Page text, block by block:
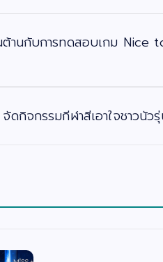
านกับการทดสอบเกม
จกรรมกีฬาสีเอาใจชาวนัวรุ่